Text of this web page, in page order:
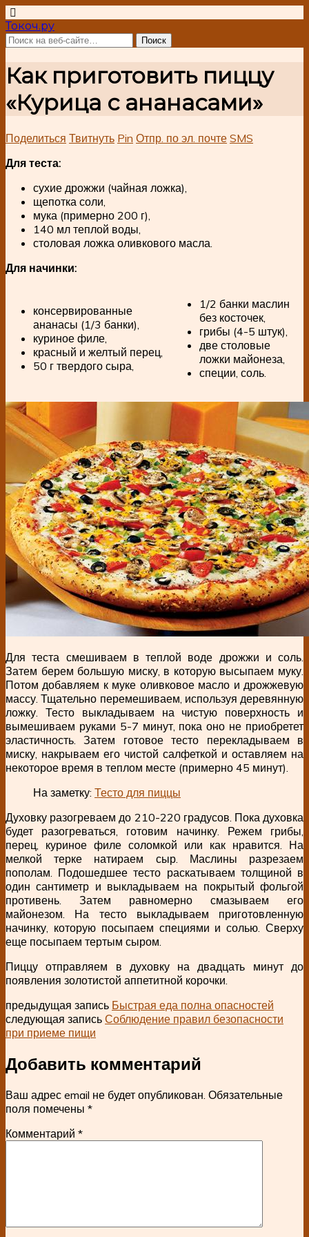
Токоч.ру
Как приготовить пиццу
«Курица с ананасами»
Поделиться Твитнуть Pin Отпр. по эл. почте SMS
Для теста:
сухие дрожжи (чайная ложка),
щепотка соли,
мука (примерно 200 г),
140 мл теплой воды,
столовая ложка оливкового масла.
Для начинки:
консервированные
ананасы (1/3 банки),
куриное филе,
красный и желтый перец,
50 г твердого сыра,
1/2 банки маслин
без косточек,
грибы (4-5 штук),
две столовые
ложки майонеза,
специи, соль.
Для теста смешиваем в теплой воде дрожжи и соль.
Затем берем большую миску, в которую высыпаем муку.
Потом добавляем к муке оливковое масло и дрожжевую
массу. Тщательно перемешиваем, используя деревянную
ложку. Тесто выкладываем на чистую поверхность и
вымешиваем руками 5-7 минут, пока оно не приобретет
эластичность. Затем готовое тесто перекладываем в
миску, накрываем его чистой салфеткой и оставляем на
некоторое время в теплом месте (примерно 45 минут).
На заметку: Тесто для пиццы
Духовку разогреваем до 210-220 градусов. Пока духовка
будет разогреваться, готовим начинку. Режем грибы,
перец, куриное филе соломкой или как нравится. На
мелкой терке натираем сыр. Маслины разрезаем
пополам. Подошедшее тесто раскатываем толщиной в
один сантиметр и выкладываем на покрытый фольгой
противень. Затем равномерно смазываем его
майонезом. На тесто выкладываем приготовленную
начинку, которую посыпаем специями и солью. Сверху
еще посыпаем тертым сыром.
Пиццу отправляем в духовку на двадцать минут до
появления золотистой аппетитной корочки.
предыдущая запись Быстрая еда полна опасностей
следующая запись Соблюдение правил безопасности
при приеме пищи
Добавить комментарий
Ваш адрес email не будет опубликован. Обязательные
поля помечены *
Комментарий *